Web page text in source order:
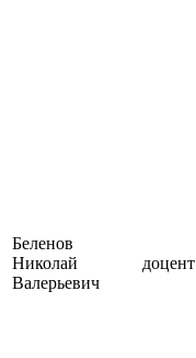
Беленов
Николай
Валерьевич
доцент